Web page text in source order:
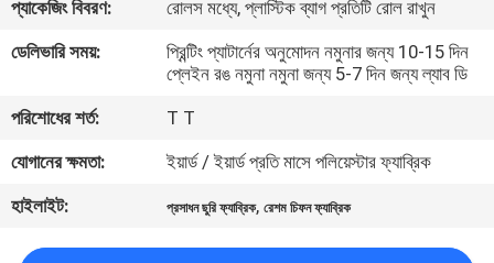
যোগাযোগ
খবর
প্যাকেজিং বিবরণ:
রোলস মধ্যে, প্লাস্টিক ব্যাগ প্রতিটি রোল রাখুন
ডেলিভারি সময়:
প্রিন্টিং প্যাটার্নের অনুমোদন নমুনার জন্য 10-15 দিন
প্লেইন রঙ নমুনা নমুনা জন্য 5-7 দিন জন্য ল্যাব ডি
পরিশোধের শর্ত:
T T
যোগানের ক্ষমতা:
ইয়ার্ড / ইয়ার্ড প্রতি মাসে পলিয়েস্টার ফ্যাব্রিক
হাইলাইট:
প্রসাধন ছুরি ফ্যাব্রিক,রেশম চিফন ফ্যাব্রিক